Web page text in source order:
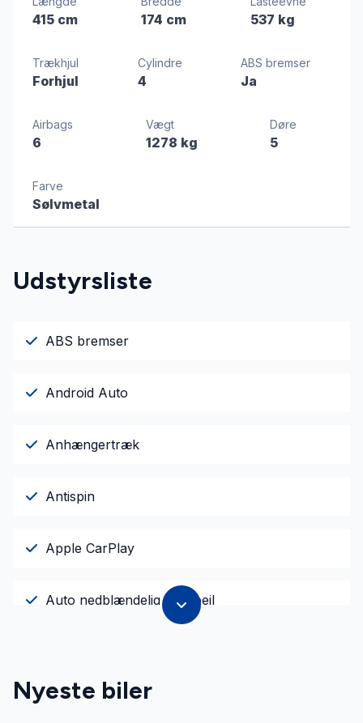
415 cm 174 cm 537 kg
Trækhjul
Forhjul
Cylindre
4
ABS bremser
Ja
Airbags
6
Vægt
1278 kg
Døre
5
Farve
Sølvmetal
Udstyrsliste
ABS bremser
Android Auto
Anhængertræk
Antispin
Apple CarPlay
Auto nedblændelig bakspejl
Automatisk fjernlys
Nyeste biler